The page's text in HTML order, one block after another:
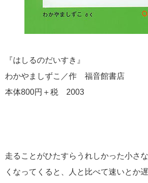
『はしるのだいすき』
わかやましずこ／作 福音館書店
本体800円＋税 2003
走ることがひたすらうれしかった小さ
くなってくると、人と比べて速いとか